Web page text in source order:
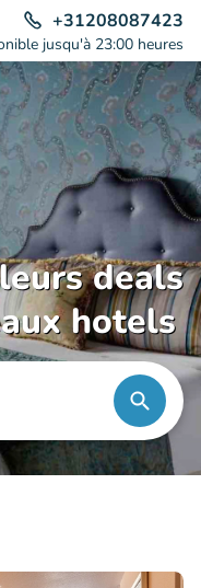
+31208087423
jusqu'à 23:00 heures
deals
hotels